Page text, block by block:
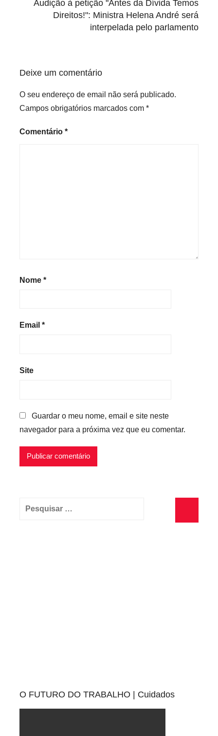
Audição à petição "Antes da Dívida Temos
Direitos!": Ministra Helena André será
interpelada pelo parlamento
Deixe um comentário
O seu endereço de email não será publicado.
Campos obrigatórios marcados com *
Comentário *
Nome *
Email *
Site
Guardar o meu nome, email e site neste
navegador para a próxima vez que eu comentar.
Pesquisar
O FUTURO DO TRABALHO | Cuidados